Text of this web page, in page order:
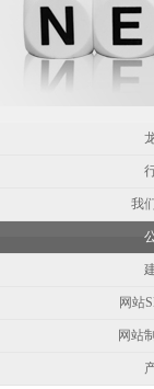
我
网站
网站